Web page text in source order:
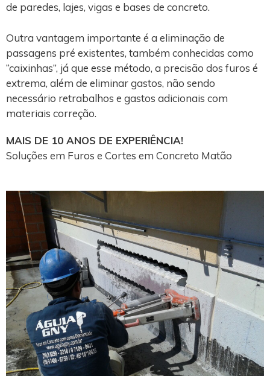
de paredes, lajes, vigas e bases de concreto.
Outra vantagem importante é a eliminação de
passagens pré existentes, também conhecidas como
“caixinhas”, já que esse método, a precisão dos furos é
extrema, além de eliminar gastos, não sendo
necessário retrabalhos e gastos adicionais com
materiais correção.
MAIS DE 10 ANOS DE EXPERIÊNCIA!
Soluções em Furos e Cortes em Concreto Matão